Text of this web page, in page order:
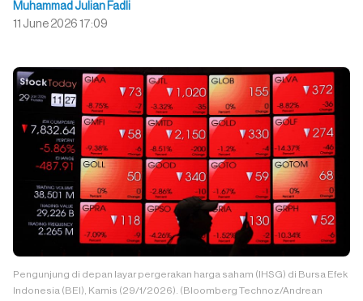
Muhammad Julian Fadli
11 June 2026 17:09
Pengunjung di depan layar pergerakan harga saham (IHSG) di Bursa Efek
Indonesia (BEI), Kamis (29/1/2026). (Bloomberg Technoz/Andrean